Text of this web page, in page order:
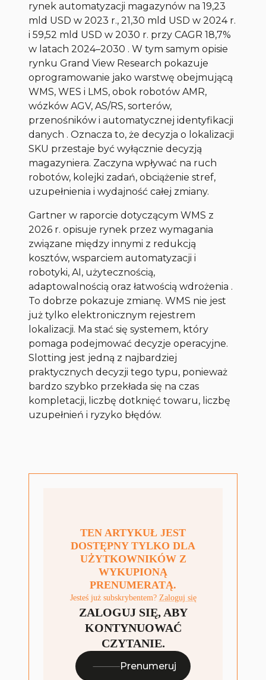
rynek automatyzacji magazynów na 19,23
mld USD w 2023 r., 21,30 mld USD w 2024 r.
i 59,52 mld USD w 2030 r. przy CAGR 18,7%
w latach 2024–2030 . W tym samym opisie
rynku Grand View Research pokazuje
oprogramowanie jako warstwę obejmującą
WMS, WES i LMS, obok robotów AMR,
wózków AGV, AS/RS, sorterów,
przenośników i automatycznej identyfikacji
danych . Oznacza to, że decyzja o lokalizacji
SKU przestaje być wyłącznie decyzją
magazyniera. Zaczyna wpływać na ruch
robotów, kolejki zadań, obciążenie stref,
uzupełnienia i wydajność całej zmiany.
Gartner w raporcie dotyczącym WMS z
2026 r. opisuje rynek przez wymagania
związane między innymi z redukcją
kosztów, wsparciem automatyzacji i
robotyki, AI, użytecznością,
adaptowalnością oraz łatwością wdrożenia .
To dobrze pokazuje zmianę. WMS nie jest
już tylko elektronicznym rejestrem
lokalizacji. Ma stać się systemem, który
pomaga podejmować decyzje operacyjne.
Slotting jest jedną z najbardziej
praktycznych decyzji tego typu, ponieważ
bardzo szybko przekłada się na czas
kompletacji, liczbę dotknięć towaru, liczbę
uzupełnień i ryzyko błędów.
TEN ARTYKUŁ JEST
DOSTĘPNY TYLKO DLA
UŻYTKOWNIKÓW Z
WYKUPIONĄ
PRENUMERATĄ.
Jesteś już subskrybentem? Zaloguj się
ZALOGUJ SIĘ, ABY
KONTYNUOWAĆ
CZYTANIE.
Prenumeruj